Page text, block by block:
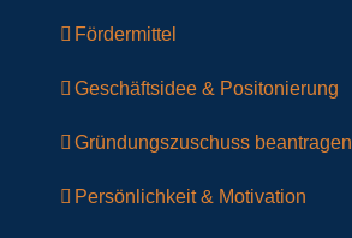
Fördermittel
Geschäftsidee & Positonierung
Gründungszuschuss beantragen
Persönlichkeit & Motivation